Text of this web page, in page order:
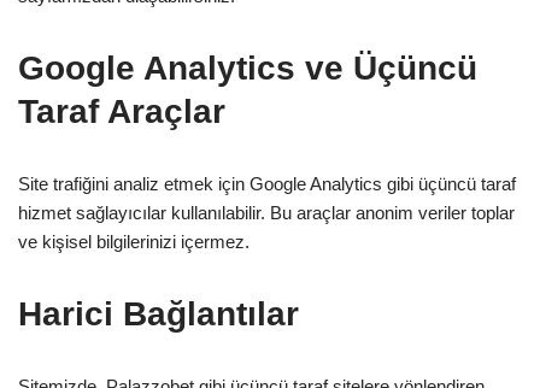
Google Analytics ve Üçüncü
Taraf Araçlar
Site trafiğini analiz etmek için Google Analytics gibi üçüncü taraf
hizmet sağlayıcılar kullanılabilir. Bu araçlar anonim veriler toplar
ve kişisel bilgilerinizi içermez.
Harici Bağlantılar